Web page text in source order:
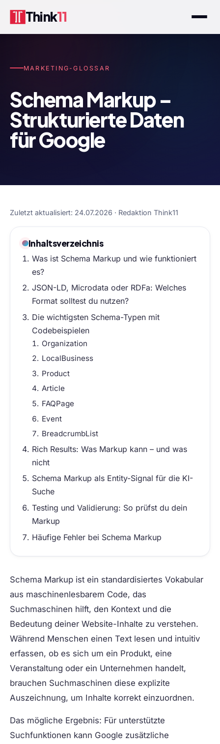
Think11
MARKETING-GLOSSAR
Schema Markup –
Strukturierte Daten
für Google
Zuletzt aktualisiert: 24.07.2026 · Redaktion Think11
Inhaltsverzeichnis
Was ist Schema Markup und wie funktioniert
es?
JSON-LD, Microdata oder RDFa: Welches
Format solltest du nutzen?
Die wichtigsten Schema-Typen mit
Codebeispielen
Organization
LocalBusiness
Product
Article
FAQPage
Event
BreadcrumbList
Rich Results: Was Markup kann – und was
nicht
Schema Markup als Entity-Signal für die KI-
Suche
Testing und Validierung: So prüfst du dein
Markup
Häufige Fehler bei Schema Markup
Schema Markup ist ein standardisiertes Vokabular
aus maschinenlesbarem Code, das
Suchmaschinen hilft, den Kontext und die
Bedeutung deiner Website-Inhalte zu verstehen.
Während Menschen einen Text lesen und intuitiv
erfassen, ob es sich um ein Produkt, eine
Veranstaltung oder ein Unternehmen handelt,
brauchen Suchmaschinen diese explizite
Auszeichnung, um Inhalte korrekt einzuordnen.
Das mögliche Ergebnis: Für unterstützte
Suchfunktionen kann Google zusätzliche